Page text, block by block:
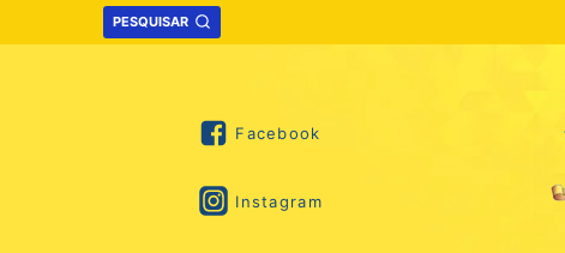
to
PESQUISAR
Facebook
Instagram